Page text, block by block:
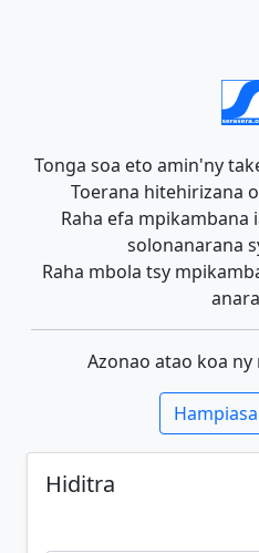
Tonga soa eto amin'ny
Toerana hitehirizana
Raha efa
solonanarana
Raha mbola tsy
Azonao atao koa
Hiditra